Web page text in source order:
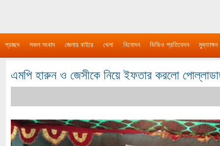
প্রচ্ছদ সকল সংবাদ জেলার বাইরে খেলা বিনোদন ভিডিও প্রতিবেদন মুক্তাঙ্গন
এমপি হারুন ও জেসীকে নিয়ে ইফতার করলো